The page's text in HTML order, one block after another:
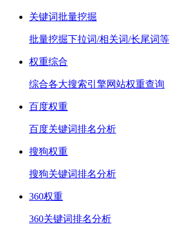
关键词批量挖掘
批量挖掘下拉词/相关词/长尾词等
权重综合
综合各大搜索引擎网站权重查询
百度权重
百度关键词排名分析
搜狗权重
搜狗关键词排名分析
360权重
360关键词排名分析